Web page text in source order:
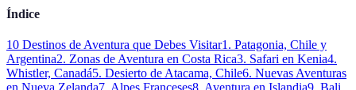
Índice
10 Destinos de Aventura que Debes Visitar1. Patagonia, Chile y
Argentina2. Zonas de Aventura en Costa Rica3. Safari en Kenia4.
Whistler, Canadá5. Desierto de Atacama, Chile6. Nuevas Aventuras